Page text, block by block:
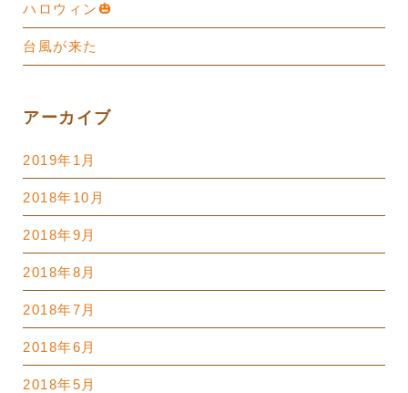
ハロウィン🎃
台風が来た
アーカイブ
2019年1月
2018年10月
2018年9月
2018年8月
2018年7月
2018年6月
2018年5月